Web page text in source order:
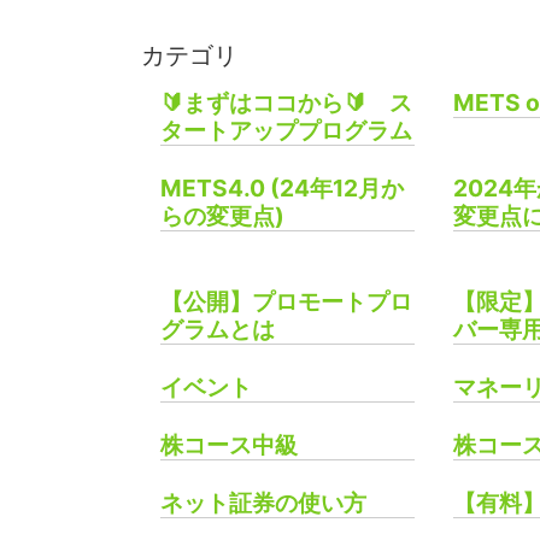
カテゴリ
🔰まずはココから🔰 ス
タートアッププログラム
METS
METS4.0 (24年12月か
らの変更点)
2024年
変更点
【公開】プロモートプロ
グラムとは
【限定
バー専
イベント マネー
株コース中級
株コー
ネット証券の使い方
【有料